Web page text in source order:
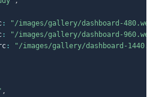
:
"/images/gallery/dashboard-
:
"/images/gallery/dashboard-
:
"/images/gallery/dashboard-
,